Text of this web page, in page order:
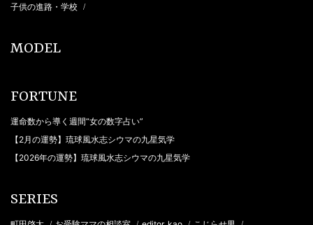
子供の進路・学校 /
MODEL
FORTUNE
運命数から導く週間“女の数字占い”
【2月の運勢】琉球風水志シウマの九星気学
【2026年の運勢】琉球風水志シウマの九星気学
SERIES